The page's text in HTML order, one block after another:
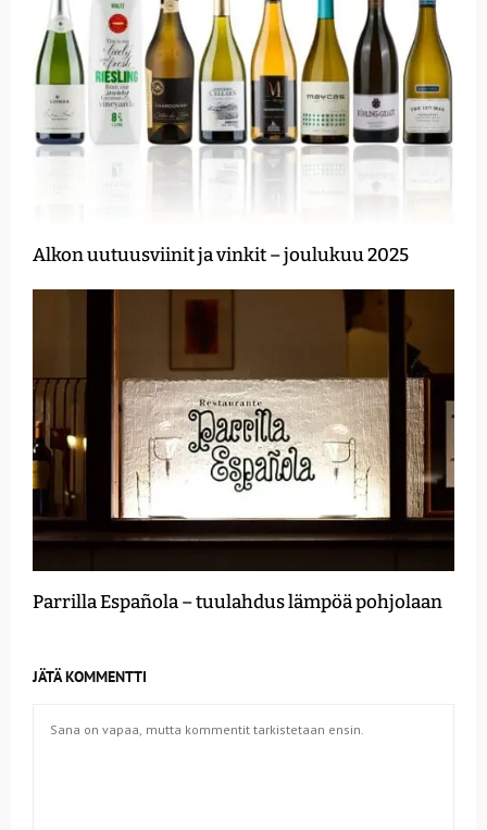
Alkon uutuusviinit ja vinkit – joulukuu 2025
Parrilla Española – tuulahdus lämpöä pohjolaan
JÄTÄ KOMMENTTI